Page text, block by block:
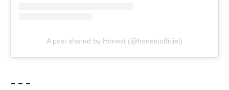
A post shared by Honest (@honestofficiel)
– – –